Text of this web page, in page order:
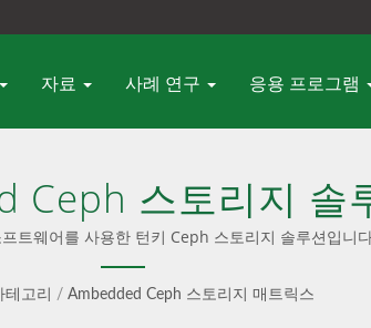
자료 사례 연구 응용 프로그램
Ceph 스토리지 솔
웨어를 사용한 턴키 Ceph 스토리지 솔루션입니
서비스 및 원활한 업데이트를 제공하며, 소프트
테고리 / Ambedded Ceph 스토리지 매트릭스